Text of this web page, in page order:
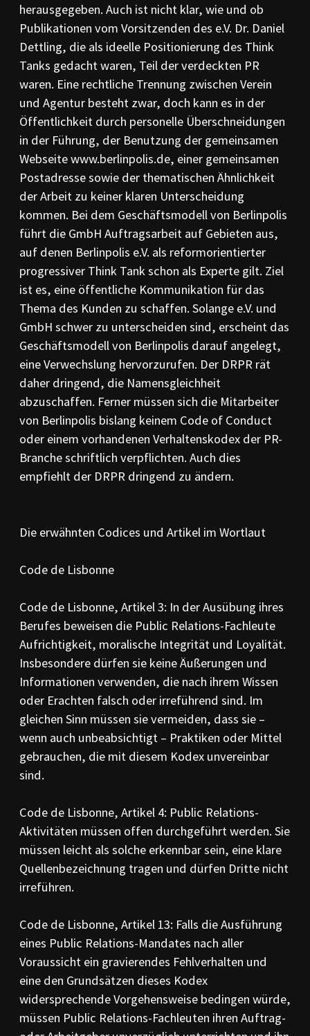
herausgegeben. Auch ist nicht klar, wie und ob
Publikationen vom Vorsitzenden des e.V. Dr. Daniel
Dettling, die als ideelle Positionierung des Think
Tanks gedacht waren, Teil der verdeckten PR
waren. Eine rechtliche Trennung zwischen Verein
und Agentur besteht zwar, doch kann es in der
Öffentlichkeit durch personelle Überschneidungen
in der Führung, der Benutzung der gemeinsamen
Webseite www.berlinpolis.de, einer gemeinsamen
Postadresse sowie der thematischen Ähnlichkeit
der Arbeit zu keiner klaren Unterscheidung
kommen. Bei dem Geschäftsmodell von Berlinpolis
führt die GmbH Auftragsarbeit auf Gebieten aus,
auf denen Berlinpolis e.V. als reformorientierter
progressiver Think Tank schon als Experte gilt. Ziel
ist es, eine öffentliche Kommunikation für das
Thema des Kunden zu schaffen. Solange e.V. und
GmbH schwer zu unterscheiden sind, erscheint das
Geschäftsmodell von Berlinpolis darauf angelegt,
eine Verwechslung hervorzurufen. Der DRPR rät
daher dringend, die Namensgleichheit
abzuschaffen. Ferner müssen sich die Mitarbeiter
von Berlinpolis bislang keinem Code of Conduct
oder einem vorhandenen Verhaltenskodex der PR-
Branche schriftlich verpflichten. Auch dies
empfiehlt der DRPR dringend zu ändern.
Die erwähnten Codices und Artikel im Wortlaut
Code de Lisbonne
Code de Lisbonne, Artikel 3: In der Ausübung ihres
Berufes beweisen die Public Relations-Fachleute
Aufrichtigkeit, moralische Integrität und Loyalität.
Insbesondere dürfen sie keine Äußerungen und
Informationen verwenden, die nach ihrem Wissen
oder Erachten falsch oder irreführend sind. Im
gleichen Sinn müssen sie vermeiden, dass sie –
wenn auch unbeabsichtigt – Praktiken oder Mittel
gebrauchen, die mit diesem Kodex unvereinbar
sind.
Code de Lisbonne, Artikel 4: Public Relations-
Aktivitäten müssen offen durchgeführt werden. Sie
müssen leicht als solche erkennbar sein, eine klare
Quellenbezeichnung tragen und dürfen Dritte nicht
irreführen.
Code de Lisbonne, Artikel 13: Falls die Ausführung
eines Public Relations-Mandates nach aller
Voraussicht ein gravierendes Fehlverhalten und
eine den Grundsätzen dieses Kodex
widersprechende Vorgehensweise bedingen würde,
müssen Public Relations-Fachleuten ihren Auftrag-